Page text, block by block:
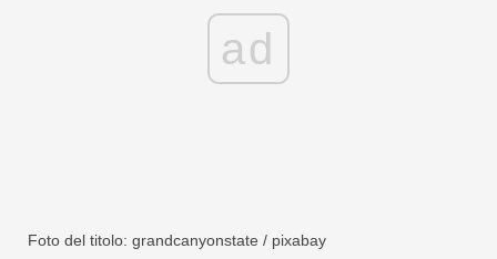
ad
Foto del titolo: grandcanyonstate / pixabay